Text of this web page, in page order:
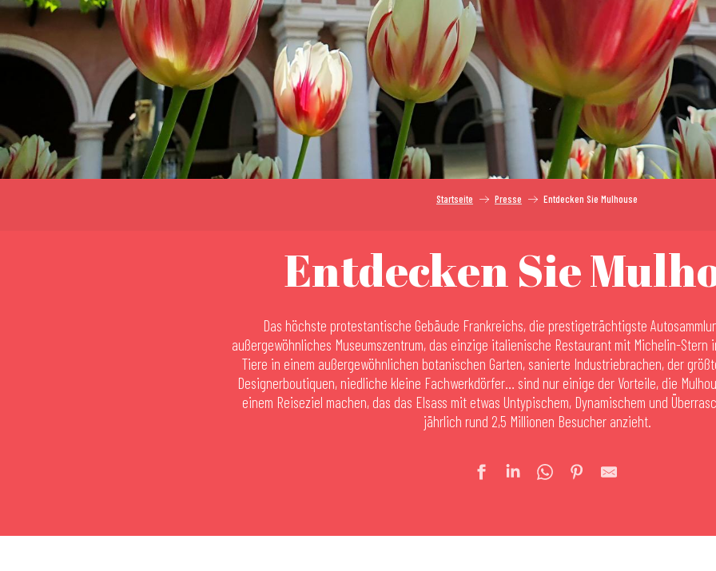
Startseite Presse Entdecken Sie Mulhouse
Entdecken Sie
Das höchste protestantische Gebäude Frankreichs, die prestigeträchtigste
außergewöhnliches Museumszentrum, das einzige italienische Restaurant mit Michelin-Stern
Tiere in einem außergewöhnlichen botanischen Garten, sanierte Industriebrachen, der
Designerboutiquen, niedliche kleine Fachwerkdörfer… sind nur einige der Vorteile, die
einem Reiseziel machen, das das Elsass mit etwas Untypischem, Dynamischem und
jährlich rund 2,5 Millionen Besucher anzieht.